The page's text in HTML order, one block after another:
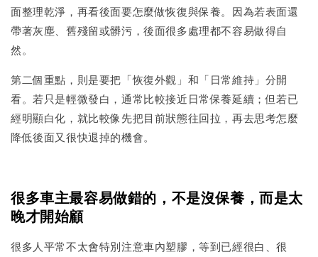
面整理乾淨，再看後面要怎麼做恢復與保養。因為若表面還
帶著灰塵、舊殘留或髒污，後面很多處理都不容易做得自
然。
第二個重點，則是要把「恢復外觀」和「日常維持」分開
看。若只是輕微發白，通常比較接近日常保養延續；但若已
經明顯白化，就比較像先把目前狀態往回拉，再去思考怎麼
降低後面又很快退掉的機會。
很多車主最容易做錯的，不是沒保養，而是太
晚才開始顧
很多人平常不太會特別注意車內塑膠，等到已經很白、很